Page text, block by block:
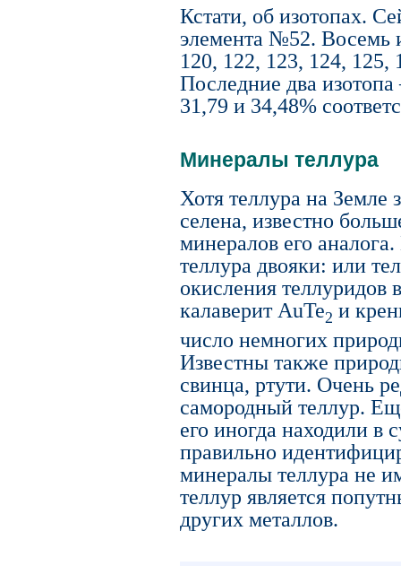
Кстати, об изотопах.
элемента №52. Восемь
120, 122, 123, 124, 125,
Последние два
31,79 и 34,48%
Минералы теллура
Хотя теллура на Земле
селена, известно
минералов его
теллура двояки: или
окисления теллуридов
калаверит AuTe2 и
число немногих
Известны также
свинца, ртути. Очень
самородный теллур.
его иногда находили в
правильно
минералы теллура не
теллур является
других металлов.